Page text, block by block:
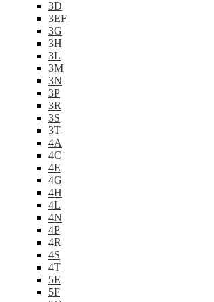
3D
3EF
3G
3H
3L
3M
3N
3P
3R
3S
3T
4A
4C
4E
4G
4H
4L
4N
4P
4R
4S
4T
5E
5F